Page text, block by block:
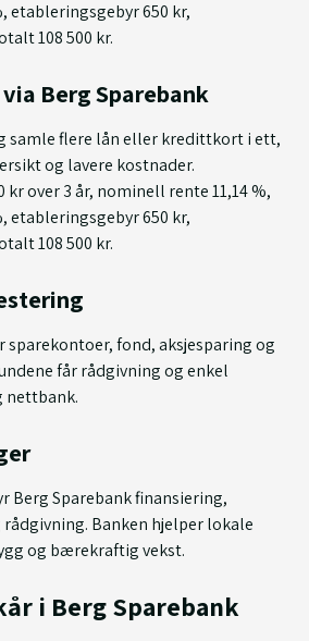
etableringsgebyr 650 kr,
108 500 kr.
Berg Sparebank
samle flere lån eller kredittkort i ett,
og lavere kostnader.
kr over 3 år, nominell rente 11,14 %,
etableringsgebyr 650 kr,
108 500 kr.
sparekontoer, fond, aksjesparing og
får rådgivning og enkel
nettbank.
Sparebank finansiering,
Banken hjelper lokale
og bærekraftig vekst.
i Berg Sparebank